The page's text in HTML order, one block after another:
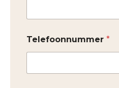
Telefoonnummer *